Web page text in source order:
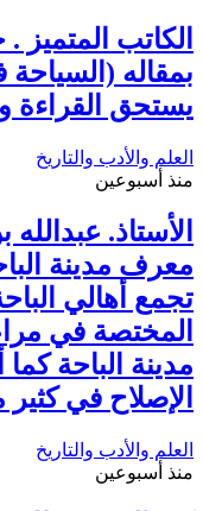
الكاتب
بمقاله
يستحق القراءة
العلم والأدب والتاريخ
منذ أسبوعين
الأستاذ.
معرف مدينة
تجمع أهالي
المختصة في
مدينة الباحة
الإصلاح في
العلم والأدب والتاريخ
منذ أسبوعين